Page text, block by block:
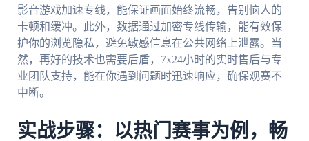
影音游戏加速专线，能保证画面始终流畅，告别恼人的
卡顿和缓冲。此外，数据通过加密专线传输，能有效保
护你的浏览隐私，避免敏感信息在公共网络上泄露。当
然，再好的技术也需要后盾，7x24小时的实时售后与专
业团队支持，能在你遇到问题时迅速响应，确保观赛不
中断。
实战步骤：以热门赛事为例，畅